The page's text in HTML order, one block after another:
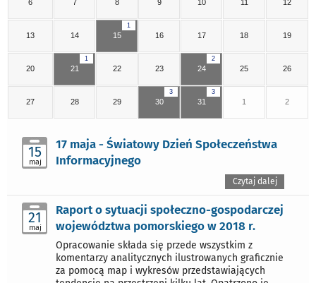
6 7 8 9 10 11 12
13 14
1
15 16 17 18 19
20
1
21 22 23
2
24 25 26
27 28 29
3
30
3
31 1 2
15
maj
17 maja - Światowy Dzień Społeczeństwa
Informacyjnego
Czytaj dalej
21
maj
Raport o sytuacji społeczno-gospodarczej
województwa pomorskiego w 2018 r.
Opracowanie składa się przede wszystkim z
komentarzy analitycznych ilustrowanych graficznie
za pomocą map i wykresów przedstawiających